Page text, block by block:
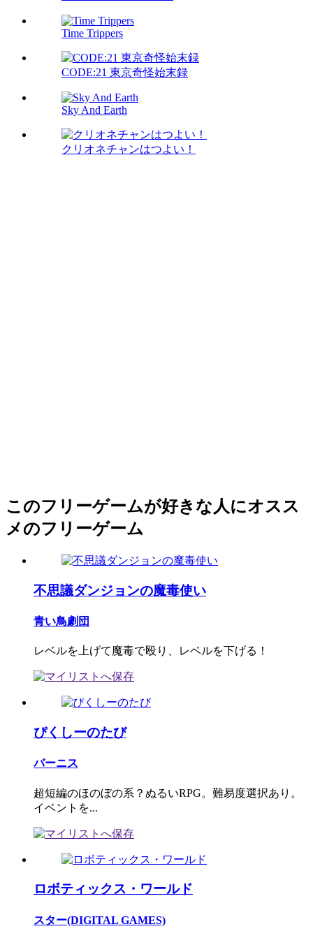
Time Trippers
CODE:21 東京奇怪始末録
Sky And Earth
クリオネチャンはつよい！
このフリーゲームが好きな人にオスス
メのフリーゲーム
不思議ダンジョンの魔毒使い
青い鳥劇団
レベルを上げて魔毒で殴り、レベルを下げる！
ぴくしーのたび
バーニス
超短編のほのぼの系？ぬるいRPG。難易度選択あり。
イベントを...
ロボティックス・ワールド
スター(DIGITAL GAMES)